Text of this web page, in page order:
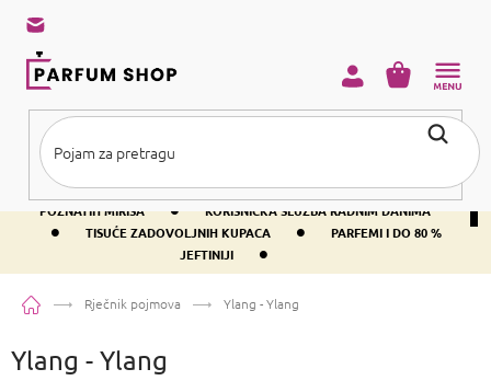
sadržaj
BESPLATNA DOSTAVA IZNAD PRIBLIŽNO 37 € •
400+ SVJETSKI
POZNATIH MIRISA
• KORISNIČKA SLUŽBA RADNIM DANIMA
• TISUĆE ZADOVOLJNIH KUPACA •
PARFEMI I DO 80 %
JEFTINIJI
•
KOŠARICA
PočetnaRječnik pojmova Ylang - Ylang
Ylang - Ylang